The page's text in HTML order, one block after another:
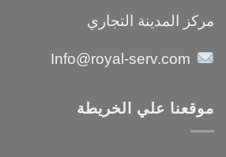
مركز المدينة التجاري
Info@royal-serv.com
موقعنا علي الخريطة